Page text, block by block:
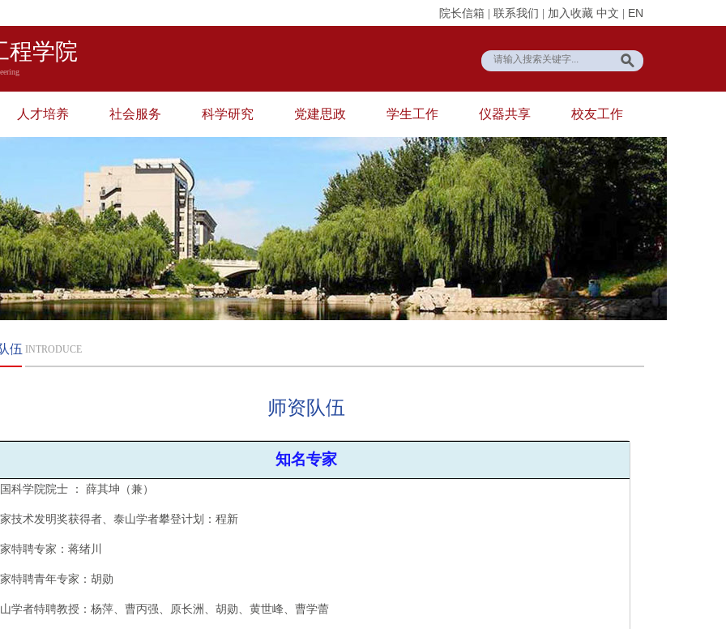
院长信箱 | 联系我们 | 加入收藏 中文 EN
程学院
人才培养 社会服务 科学研究 党建思政 学生工作 仪器共享 校友工作
伍 INTRODUCE
师资队伍
知名专家
科学院院士 ： 薛其坤（兼）
技术发明奖获得者、泰山学者攀登计划：程新
特聘专家 ：蒋绪川
特聘青年专家：胡勋
学者特聘教授：杨萍、曹丙强、原长洲、胡勋、黄世峰、曹学蕾